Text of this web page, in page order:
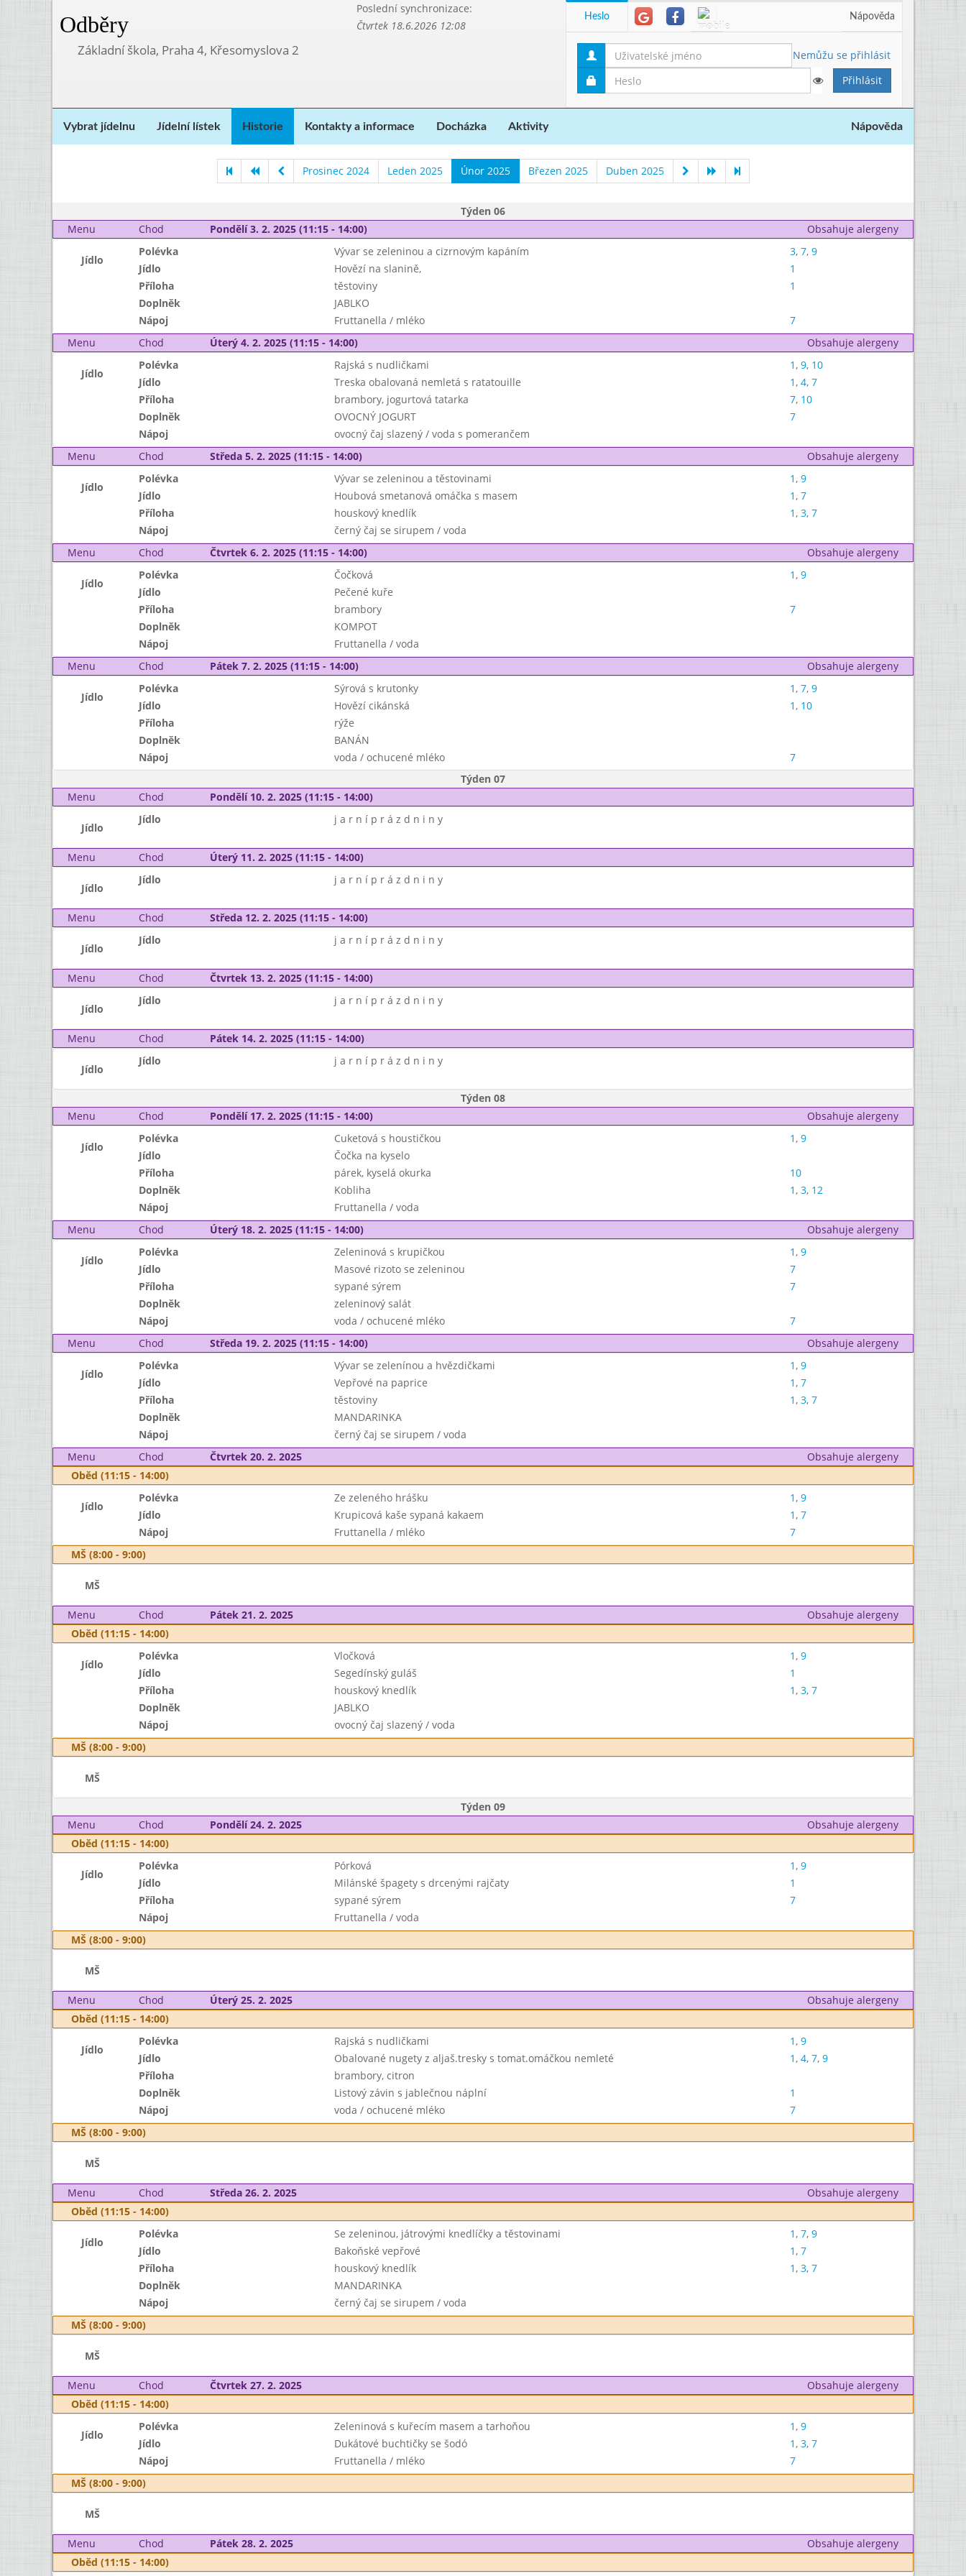
Odběry
Poslední synchronizace:
Čtvrtek 18.6.2026 12:08
Základní škola, Praha 4, Křesomyslova 2
Heslo Nápověda
Nemůžu se přihlásit
Vybrat jídelnu Jídelní lístek Historie Kontakty a informace Docházka Aktivity Nápověda
Prosinec 2024 Leden 2025 Únor 2025 Březen 2025 Duben 2025
Týden 06
Menu
Chod Pondělí 3. 2. 2025 (11:15 - 14:00) Obsahuje alergeny
Jídlo
Polévka Vývar se zeleninou a cizrnovým kapáním 3, 7, 9
Jídlo
Hovězí na slanině,
1
Příloha
těstoviny
1
Doplněk
JABLKO
Nápoj
Fruttanella / mléko
7
Menu
Chod Úterý 4. 2. 2025 (11:15 - 14:00) Obsahuje alergeny
Jídlo
Polévka Rajská s nudličkami 1, 9, 10
Jídlo
Treska obalovaná nemletá s ratatouille 1, 4, 7
Příloha
brambory, jogurtová tatarka 7, 10
Doplněk
OVOCNÝ JOGURT
7
Nápoj
ovocný čaj slazený / voda s pomerančem
Menu
Chod Středa 5. 2. 2025 (11:15 - 14:00) Obsahuje alergeny
Jídlo
Polévka Vývar se zeleninou a těstovinami 1, 9
Jídlo
Houbová smetanová omáčka s masem 1, 7
Příloha
houskový knedlík 1, 3, 7
Nápoj
černý čaj se sirupem / voda
Menu
Chod Čtvrtek 6. 2. 2025 (11:15 - 14:00) Obsahuje alergeny
Jídlo
Polévka Čočková 1, 9
Jídlo
Pečené kuře
Příloha
brambory
7
Doplněk
KOMPOT
Nápoj
Fruttanella / voda
Menu
Chod Pátek 7. 2. 2025 (11:15 - 14:00) Obsahuje alergeny
Jídlo
Polévka Sýrová s krutonky 1, 7, 9
Jídlo
Hovězí cikánská 1, 10
Příloha
rýže
Doplněk
BANÁN
Nápoj
voda / ochucené mléko
7
Týden 07
Menu
Chod Pondělí 10. 2. 2025 (11:15 - 14:00)
Jídlo
Jídlo j a r n í p r á z d n i n y
Menu Chod Úterý 11. 2. 2025 (11:15 - 14:00)
Jídlo
Jídlo j a r n í p r á z d n i n y
Menu Chod Středa 12. 2. 2025 (11:15 - 14:00)
Jídlo
Jídlo j a r n í p r á z d n i n y
Menu Chod Čtvrtek 13. 2. 2025 (11:15 - 14:00)
Jídlo
Jídlo j a r n í p r á z d n i n y
Menu Chod Pátek 14. 2. 2025 (11:15 - 14:00)
Jídlo
Jídlo j a r n í p r á z d n i n y
Týden 08
Menu
Chod Pondělí 17. 2. 2025 (11:15 - 14:00) Obsahuje alergeny
Jídlo
Polévka Cuketová s houstičkou 1, 9
Jídlo
Čočka na kyselo
Příloha
párek, kyselá okurka
10
Doplněk
Kobliha 1, 3, 12
Nápoj
Fruttanella / voda
Menu
Chod Úterý 18. 2. 2025 (11:15 - 14:00) Obsahuje alergeny
Jídlo
Polévka Zeleninová s krupičkou 1, 9
Jídlo
Masové rizoto se zeleninou
7
Příloha
sypané sýrem
7
Doplněk
zeleninový salát
Nápoj
voda / ochucené mléko
7
Menu
Chod Středa 19. 2. 2025 (11:15 - 14:00) Obsahuje alergeny
Jídlo
Polévka Vývar se zelenínou a hvězdičkami 1, 9
Jídlo
Vepřové na paprice 1, 7
Příloha
těstoviny 1, 3, 7
Doplněk
MANDARINKA
Nápoj
černý čaj se sirupem / voda
Menu
Chod Čtvrtek 20. 2. 2025
Obsahuje alergeny
Oběd (11:15 - 14:00)
Jídlo
Polévka Ze zeleného hrášku 1, 9
Jídlo
Krupicová kaše sypaná kakaem 1, 7
Nápoj
Fruttanella / mléko
7
MŠ (8:00 - 9:00)
MŠ
Menu Chod Pátek 21. 2. 2025
Obsahuje alergeny
Oběd (11:15 - 14:00)
Jídlo
Polévka Vločková 1, 9
Jídlo
Segedínský guláš
1
Příloha
houskový knedlík 1, 3, 7
Doplněk
JABLKO
Nápoj
ovocný čaj slazený / voda
MŠ (8:00 - 9:00)
MŠ
Týden 09
Menu
Chod Pondělí 24. 2. 2025
Obsahuje alergeny
Oběd (11:15 - 14:00)
Jídlo
Polévka Pórková 1, 9
Jídlo
Milánské špagety s drcenými rajčaty
1
Příloha
sypané sýrem
7
Nápoj
Fruttanella / voda
MŠ (8:00 - 9:00)
MŠ
Menu Chod Úterý 25. 2. 2025
Obsahuje alergeny
Oběd (11:15 - 14:00)
Jídlo
Polévka Rajská s nudličkami 1, 9
Jídlo
Obalované nugety z aljaš.tresky s tomat.omáčkou nemleté 1, 4, 7, 9
Příloha
brambory, citron
Doplněk
Listový závin s jablečnou náplní
1
Nápoj
voda / ochucené mléko
7
MŠ (8:00 - 9:00)
MŠ
Menu Chod Středa 26. 2. 2025
Obsahuje alergeny
Oběd (11:15 - 14:00)
Jídlo
Polévka Se zeleninou, játrovými knedlíčky a těstovinami 1, 7, 9
Jídlo
Bakoňské vepřové 1, 7
Příloha
houskový knedlík 1, 3, 7
Doplněk
MANDARINKA
Nápoj
černý čaj se sirupem / voda
MŠ (8:00 - 9:00)
MŠ
Menu Chod Čtvrtek 27. 2. 2025
Obsahuje alergeny
Oběd (11:15 - 14:00)
Jídlo
Polévka Zeleninová s kuřecím masem a tarhoňou 1, 9
Jídlo
Dukátové buchtičky se šodó 1, 3, 7
Nápoj
Fruttanella / mléko
7
MŠ (8:00 - 9:00)
MŠ
Menu Chod Pátek 28. 2. 2025
Obsahuje alergeny
Oběd (11:15 - 14:00)